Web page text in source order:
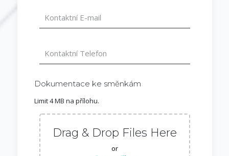
Dokumentace ke směnkám
Limit 4 MB na přílohu.
Drag & Drop Files Here
or